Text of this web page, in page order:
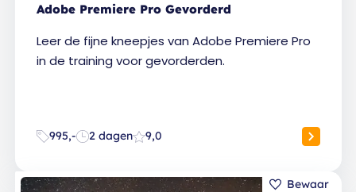
Adobe Premiere Pro Gevorderd
Leer de fijne kneepjes van Adobe Premiere Pro
in de training voor gevorderden.
995,- 2 dagen 9,0